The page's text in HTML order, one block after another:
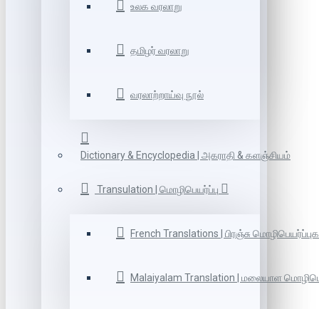
உலக வரலாறு
தமிழர் வரலாறு
வரலாற்றாய்வு நூல்
Dictionary & Encyclopedia | அகராதி & களஞ்சியம்
Transulation | மொழிபெயர்ப்பு
French Translations | பிரஞ்சு
Malaiyalam Translation | மலையாள